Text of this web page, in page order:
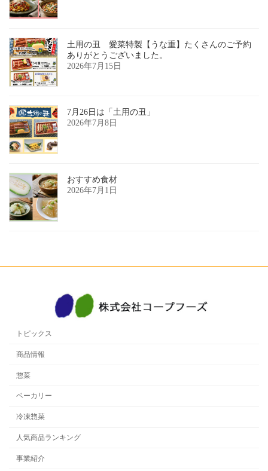
土用の丑 愛菜特製【うな重】たくさんのご予約
ありがとうございました。
2026年7月15日
7月26日は「土用の丑」
2026年7月8日
おすすめ食材
2026年7月1日
トピックス
商品情報
惣菜
ベーカリー
冷凍惣菜
人気商品ランキング
事業紹介